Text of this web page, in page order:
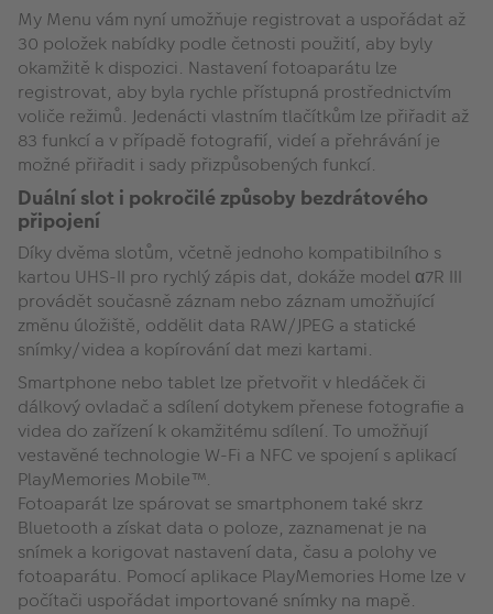
My Menu vám nyní umožňuje registrovat a uspořádat až
30 položek nabídky podle četnosti použití, aby byly
okamžitě k dispozici. Nastavení fotoaparátu lze
registrovat, aby byla rychle přístupná prostřednictvím
voliče režimů. Jedenácti vlastním tlačítkům lze přiřadit až
83 funkcí a v případě fotografií, videí a přehrávání je
možné přiřadit i sady přizpůsobených funkcí.
Duální slot i pokročilé způsoby bezdrátového
připojení
Díky dvěma slotům, včetně jednoho kompatibilního s
kartou UHS-II pro rychlý zápis dat, dokáže model α7R III
provádět současně záznam nebo záznam umožňující
změnu úložiště, oddělit data RAW/JPEG a statické
snímky/videa a kopírování dat mezi kartami.
Smartphone nebo tablet lze přetvořit v hledáček či
dálkový ovladač a sdílení dotykem přenese fotografie a
videa do zařízení k okamžitému sdílení. To umožňují
vestavěné technologie W-Fi a NFC ve spojení s aplikací
PlayMemories Mobile™.
Fotoaparát lze spárovat se smartphonem také skrz
Bluetooth a získat data o poloze, zaznamenat je na
snímek a korigovat nastavení data, času a polohy ve
fotoaparátu. Pomocí aplikace PlayMemories Home lze v
počítači uspořádat importované snímky na mapě.